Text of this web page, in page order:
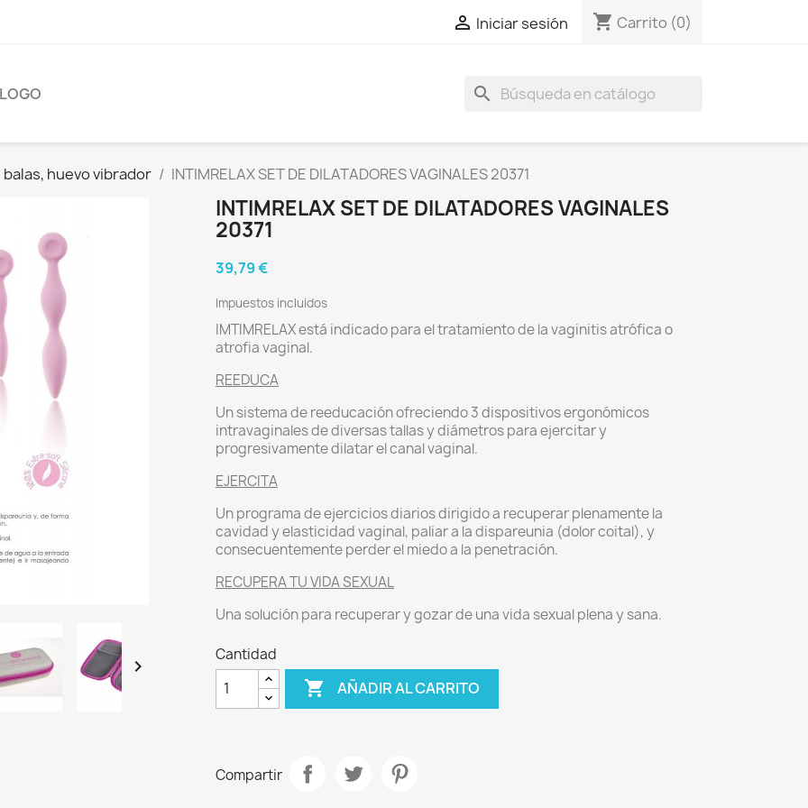
 Iniciar sesión shopping_cart Carrito (0)
search
balas, huevo vibrador INTIMRELAX SET DE DILATADORES VAGINALES 20371

INTIMRELAX SET DE DILATADORES VAGINALES
20371
39,79 €
Impuestos incluidos
IMTIMRELAX está indicado para el tratamiento de la vaginitis atrófica o
atrofia vaginal.
REEDUCA
Un sistema de reeducación ofreciendo 3 dispositivos ergonómicos
intravaginales de diversas tallas y diámetros para ejercitar y
progresivamente dilatar el canal vaginal.
EJERCITA
Un programa de ejercicios diarios dirigido a recuperar plenamente la
cavidad y elasticidad vaginal, paliar a la dispareunia (dolor coital), y
consecuentemente perder el miedo a la penetración.
RECUPERA TU VIDA SEXUAL
Una solución para recuperar y gozar de una vida sexual plena y sana.
Cantidad
 AÑADIR AL CARRITO
Compartir